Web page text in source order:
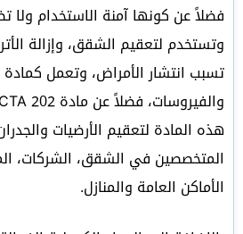
فضلاً عن كونها آمنة الاستخدام ولا
وتستخدم لتعقيم الشقق، وإزالة
تسبب انتشار الأمراض، وتعمل كمادة
هذه المادة لتعقيم الأرضيات
المتخصصين في الشقق، الشركات،
الأماكن العامة والمنازل.